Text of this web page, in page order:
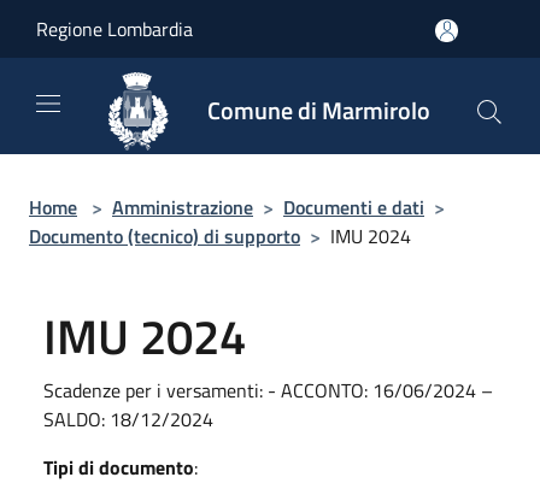
Regione Lombardia
Comune di Marmirolo
Home > Amministrazione > Documenti e dati >
Documento (tecnico) di supporto > IMU 2024
IMU 2024
Scadenze per i versamenti: - ACCONTO: 16/06/2024 –
SALDO: 18/12/2024
Tipi di documento: